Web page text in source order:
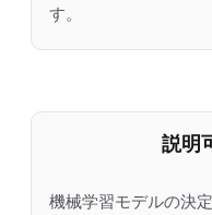
す。
説明
機械学習モデルの決